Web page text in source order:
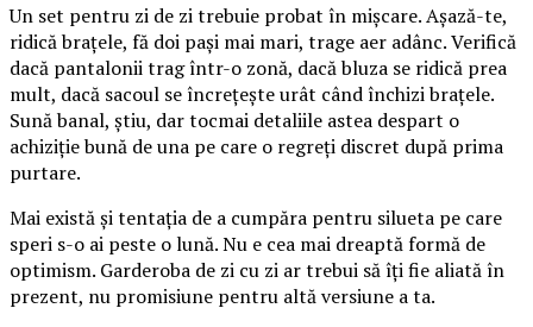
Un set pentru zi de zi trebuie probat în mișcare. Așază-te,
ridică brațele, fă doi pași mai mari, trage aer adânc. Verifică
dacă pantalonii trag într-o zonă, dacă bluza se ridică prea
mult, dacă sacoul se încrețește urât când închizi brațele.
Sună banal, știu, dar tocmai detaliile astea despart o
achiziție bună de una pe care o regreți discret după prima
purtare.
Mai există și tentația de a cumpăra pentru silueta pe care
speri s-o ai peste o lună. Nu e cea mai dreaptă formă de
optimism. Garderoba de zi cu zi ar trebui să îți fie aliată în
prezent, nu promisiune pentru altă versiune a ta.